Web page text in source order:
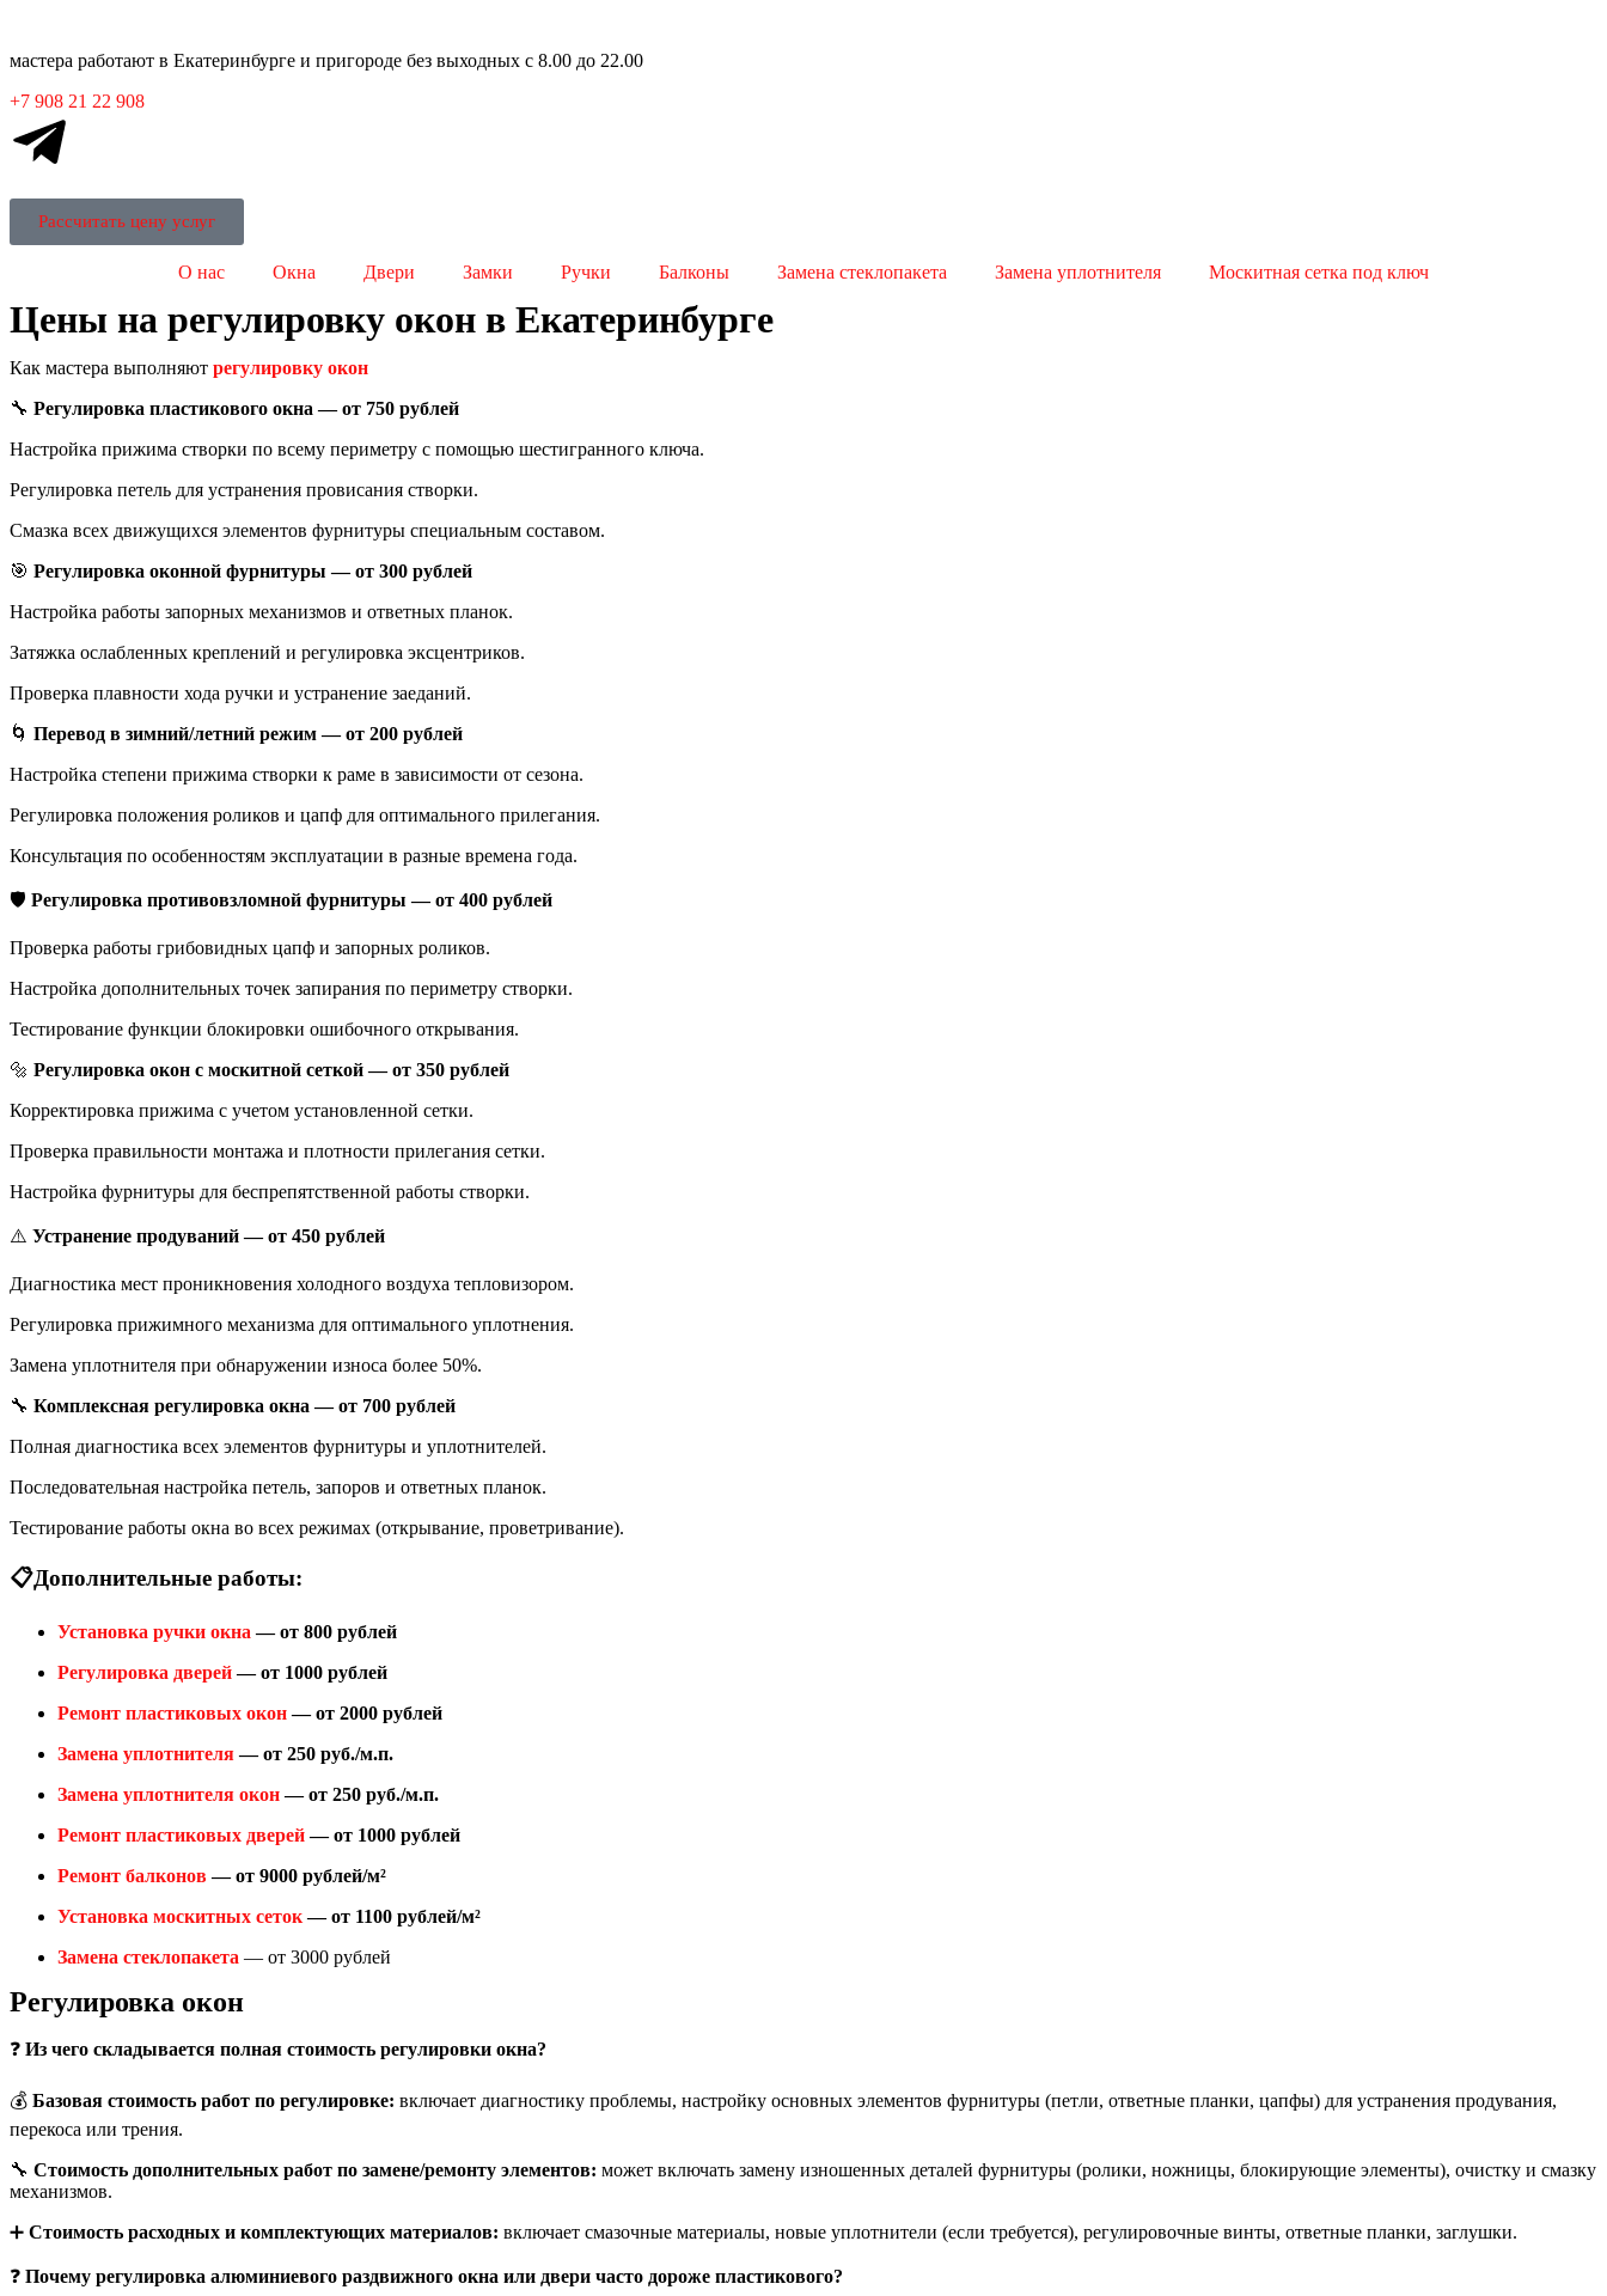
мастера работают в Екатеринбурге и пригороде без выходных с 8.00 до 22.00
+7 908 21 22 908
Рассчитать цену услуг
О нас Окна Двери Замки Ручки Балконы Замена стеклопакета Замена уплотнителя Москитная сетка под ключ
Цены на регулировку окон в Екатеринбурге
Как мастера выполняют регулировку окон
🔧 Регулировка пластикового окна — от 750 рублей
Настройка прижима створки по всему периметру с помощью шестигранного ключа.
Регулировка петель для устранения провисания створки.
Смазка всех движущихся элементов фурнитуры специальным составом.
🎯 Регулировка оконной фурнитуры — от 300 рублей
Настройка работы запорных механизмов и ответных планок.
Затяжка ослабленных креплений и регулировка эксцентриков.
Проверка плавности хода ручки и устранение заеданий.
🌀 Перевод в зимний/летний режим — от 200 рублей
Настройка степени прижима створки к раме в зависимости от сезона.
Регулировка положения роликов и цапф для оптимального прилегания.
Консультация по особенностям эксплуатации в разные времена года.
🛡️ Регулировка противовзломной фурнитуры — от 400 рублей
Проверка работы грибовидных цапф и запорных роликов.
Настройка дополнительных точек запирания по периметру створки.
Тестирование функции блокировки ошибочного открывания.
🔩 Регулировка окон с москитной сеткой — от 350 рублей
Корректировка прижима с учетом установленной сетки.
Проверка правильности монтажа и плотности прилегания сетки.
Настройка фурнитуры для беспрепятственной работы створки.
⚠️ Устранение продуваний — от 450 рублей
Диагностика мест проникновения холодного воздуха тепловизором.
Регулировка прижимного механизма для оптимального уплотнения.
Замена уплотнителя при обнаружении износа более 50%.
🔧 Комплексная регулировка окна — от 700 рублей
Полная диагностика всех элементов фурнитуры и уплотнителей.
Последовательная настройка петель, запоров и ответных планок.
Тестирование работы окна во всех режимах (открывание, проветривание).
📋Дополнительные работы:
Установка ручки окна— от 800 рублей
Регулировка дверей— от 1000 рублей
Ремонт пластиковых окон— от 2000 рублей
Замена уплотнителя— от 250 руб./м.п.
Замена уплотнителя окон— от 250 руб./м.п.
Ремонт пластиковых дверей— от 1000 рублей
Ремонт балконов — от 9000 рублей/м²
Установка москитных сеток— от 1100 рублей/м²
Замена стеклопакета — от 3000 рублей
Регулировка окон
❓ Из чего складывается полная стоимость регулировки окна?
💰 Базовая стоимость работ по регулировке: включает диагностику проблемы, настройку основных элементов фурнитуры (петли, ответные планки, цапфы) для устранения продувания,
перекоса или трения.
🔧 Стоимость дополнительных работ по замене/ремонту элементов: может включать замену изношенных деталей фурнитуры (ролики, ножницы, блокирующие элементы), очистку и смазку
механизмов.
➕ Стоимость расходных и комплектующих материалов: включает смазочные материалы, новые уплотнители (если требуется), регулировочные винты, ответные планки, заглушки.
❓ Почему регулировка алюминиевого раздвижного окна или двери часто дороже пластикового?